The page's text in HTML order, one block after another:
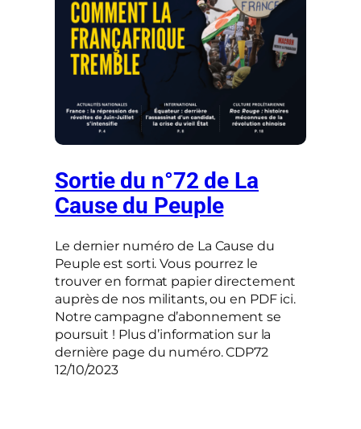
Sortie du n°72 de La
Cause du Peuple
Le dernier numéro de La Cause du
Peuple est sorti. Vous pourrez le
trouver en format papier directement
auprès de nos militants, ou en PDF ici.
Notre campagne d’abonnement se
poursuit ! Plus d’information sur la
dernière page du numéro. CDP72
12/10/2023